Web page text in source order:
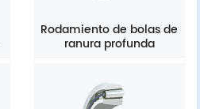
Rodamiento de bolas de
ranura profunda